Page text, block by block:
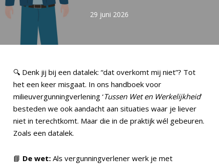
29 juni 2026
🔍 Denk jij bij een datalek: “dat overkomt mij niet”? Tot
het een keer misgaat. In ons handboek voor
milieuvergunningverlening ‘Tussen Wet en Werkelijkheid’
besteden we ook aandacht aan situaties waar je liever
niet in terechtkomt. Maar die in de praktijk wél gebeuren.
Zoals een datalek.
📘 De wet:Als vergunningverlener werk je met